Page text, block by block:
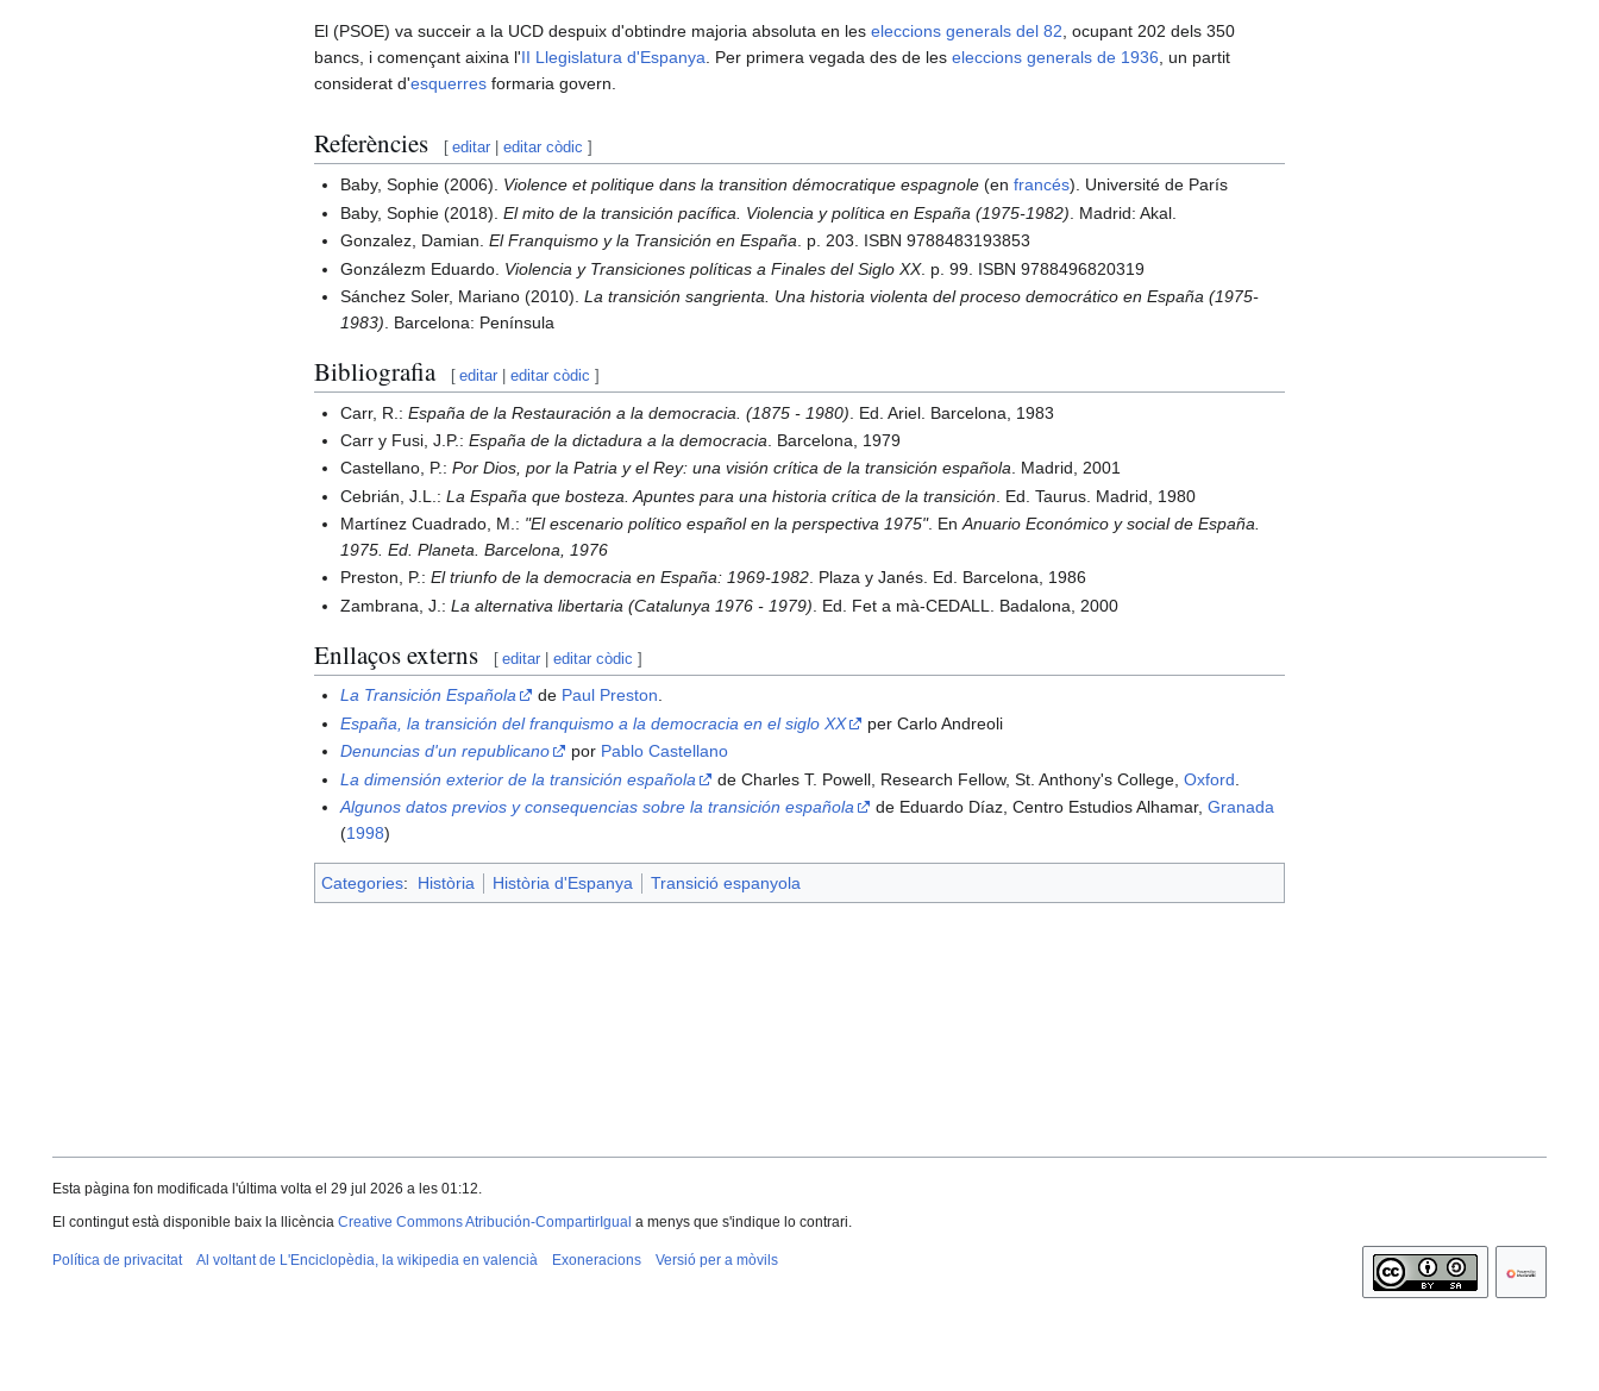
El (PSOE) va succeir a la UCD despuix d'obtindre majoria absoluta en les eleccions generals del 82 , ocupant 202 dels 350
bancs, i començant aixina l'II Llegislatura d'Espanya . Per primera vegada des de les eleccions generals de 1936 , un partit
considerat d'esquerres formaria govern.
Referències [ editar |editar còdic ]
Baby, Sophie (2006). Violence et politique dans la transition démocratique espagnole (enfrancés). Université de París
Baby, Sophie (2018).El mito de la transición pacífica. Violencia y política en España (1975-1982) . Madrid: Akal.
Gonzalez, Damian.El Franquismo y la Transición en España . p. 203. ISBN 9788483193853
Gonzálezm Eduardo. Violencia y Transiciones políticas a Finales del Siglo XX. p. 99. ISBN 9788496820319
Sánchez Soler, Mariano (2010).La transición sangrienta. Una historia violenta del proceso democrático en España (1975-
1983) . Barcelona: Península
Bibliografia [ editar |editar còdic ]
Carr, R.:España de la Restauración a la democracia. (1875 - 1980) . Ed. Ariel. Barcelona, 1983
Carr y Fusi, J.P.:España de la dictadura a la democracia . Barcelona, 1979
Castellano, P.:Por Dios, por la Patria y el Rey: una visión crítica de la transición española. Madrid, 2001
Cebrián, J.L.:La España que bosteza. Apuntes para una historia crítica de la transición . Ed. Taurus. Madrid, 1980
Martínez Cuadrado, M.: "El escenario político español en la perspectiva 1975". EnAnuario Económico y social de España.
1975. Ed. Planeta. Barcelona, 1976
Preston, P.:El triunfo de la democracia en España: 1969-1982. Plaza y Janés. Ed. Barcelona, 1986
Zambrana, J.:La alternativa libertaria (Catalunya 1976 - 1979) . Ed. Fet a mà-CEDALL. Badalona, 2000
Enllaços externs [ editar |editar còdic ]
La Transición Española de Paul Preston.
España, la transición del franquismo a la democracia en el siglo XX
per Carlo Andreoli
Denuncias d'un republicano
por Pablo Castellano
La dimensión exterior de la transición española
de Charles T. Powell, Research Fellow, St. Anthony's College,Oxford
Algunos datos previos y consequencias sobre la transición española
de Eduardo Díaz, Centro Estudios Alhamar,Granada
(1998)
Categories: Història Història d'Espanya Transició espanyola
Esta pàgina fon modificada l'última volta el 29 jul 2026 a les 01:12.
El contingut està disponible baix la llicència Creative Commons Atribución-CompartirIgual a menys que s'indique lo contrari.
Política de privacitat Al voltant de L'Enciclopèdia, la wikipedia en valencià Exoneracions Versió per a mòvils